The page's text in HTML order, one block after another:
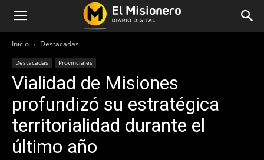
Inicio Destacadas
Destacadas Provinciales
Vialidad de Misiones
profundizó su estratégica
territorialidad durante el
último año